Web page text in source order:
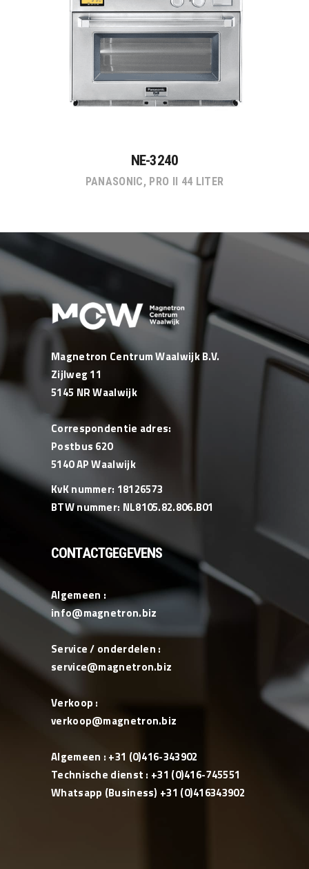
NE-3240
PANASONIC, PRO II 44 LITER
Magnetron Centrum Waalwijk B.V.
Zijlweg 11
5145 NR Waalwijk
Correspondentie adres:
Postbus 620
5140 AP Waalwijk
KvK nummer: 18126573
BTW nummer: NL8105.82.806.B01
CONTACTGEGEVENS
Algemeen :
info@magnetron.biz
Service / onderdelen :
service@magnetron.biz
Verkoop :
verkoop@magnetron.biz
Algemeen : +31 (0)416-343902
Technische dienst : +31 (0)416-745551
Whatsapp (Business) +31 (0)416343902